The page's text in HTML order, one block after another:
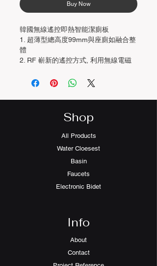
Buy Now
韓國無線遙控即熱智能潔廁板
1. 超薄型總高度99mm與座廁如融合整
體
2. RF 嶄新的遙控方式, 利用無線電磁
3. 最新瞬間熱水技術採用最新技術陶瓷
4. 不鏽鋼噴嘴採用防腐蝕更清潔
5. 多種照明顏色，增加用廁樂趣
6. 自動記憶功能記錄低你的喜好
7. 坐圈DC 加熱，唔怕燙傷
9. 氣泡清洗，女士專用，溫度調節
10. 活性炭自動除臭
11. 納米過濾暖水清洗更衛生安心
12. 增壓泵 :在低水壓地區也可以體現
［尖端科技 專利 單孔超漩銀離子抗
順時針 多次重複 勁水力洗刷
Shop
All Products
Water Cloesest
Basin
Faucets
Electronic Bidet
Info
About
Contact